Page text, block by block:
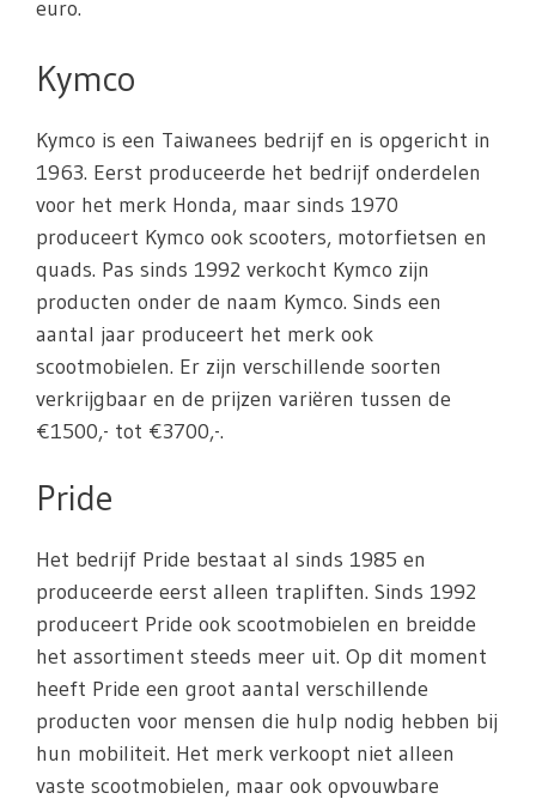
euro.
Kymco
Kymco is een Taiwanees bedrijf en is opgericht in
1963. Eerst produceerde het bedrijf onderdelen
voor het merk Honda, maar sinds 1970
produceert Kymco ook scooters, motorfietsen en
quads. Pas sinds 1992 verkocht Kymco zijn
producten onder de naam Kymco. Sinds een
aantal jaar produceert het merk ook
scootmobielen. Er zijn verschillende soorten
verkrijgbaar en de prijzen variëren tussen de
€1500,- tot €3700,-.
Pride
Het bedrijf Pride bestaat al sinds 1985 en
produceerde eerst alleen trapliften. Sinds 1992
produceert Pride ook scootmobielen en breidde
het assortiment steeds meer uit. Op dit moment
heeft Pride een groot aantal verschillende
producten voor mensen die hulp nodig hebben bij
hun mobiliteit. Het merk verkoopt niet alleen
vaste scootmobielen, maar ook opvouwbare